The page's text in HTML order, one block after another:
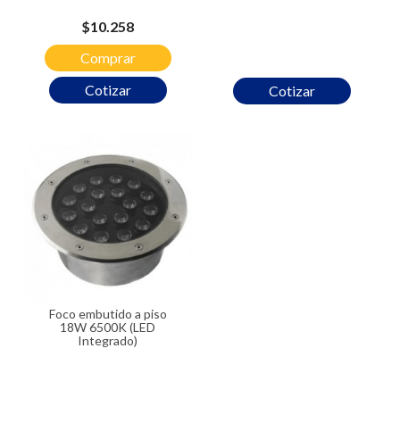
Cotizar
Precio
$10.258
Comprar
Cotizar
Foco embutido a piso
18W 6500K (LED
Integrado)